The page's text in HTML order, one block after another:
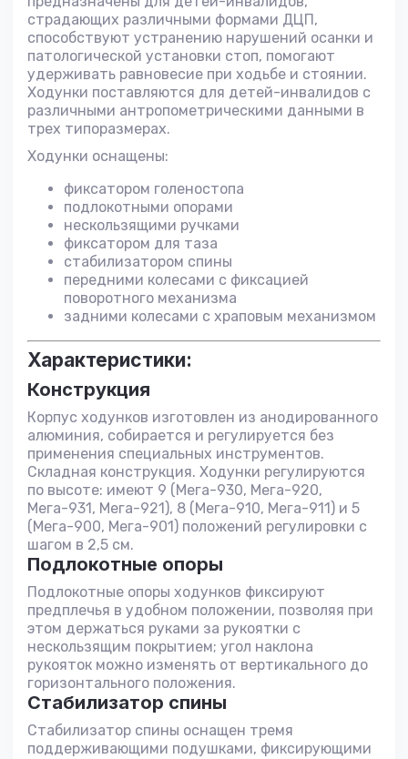
страдающих различными формами ДЦП,
способствуют устранению нарушений осанки и
патологической установки стоп, помогают
удерживать равновесие при ходьбе и стоянии.
Ходунки поставляются для детей-инвалидов с
различными антропометрическими данными в
трех типоразмерах.
Ходунки оснащены:
фиксатором голеностопа
подлокотными опорами
нескользящими ручками
фиксатором для таза
стабилизатором спины
передними колесами с фиксацией
поворотного механизма
задними колесами с храповым механизмом
Характеристики:
Конструкция
Корпус ходунков изготовлен из анодированного
алюминия, собирается и регулируется без
применения специальных инструментов.
Складная конструкция. Ходунки регулируются
по высоте: имеют 9 (Мега-930, Мега-920,
Мега-931, Мега-921), 8 (Мега-910, Мега-911) и 5
(Мега-900, Мега-901) положений регулировки с
шагом в 2,5 см.
Подлокотные опоры
Подлокотные опоры ходунков фиксируют
предплечья в удобном положении, позволяя при
этом держаться руками за рукоятки с
нескользящим покрытием; угол наклона
рукояток можно изменять от вертикального до
горизонтального положения.
Стабилизатор спины
Стабилизатор спины оснащен тремя
поддерживающими подушками, фиксирующими